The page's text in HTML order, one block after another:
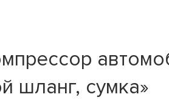
шланг, сумка»